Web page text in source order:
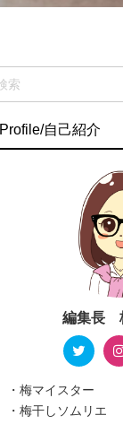
Profile/自己紹介
編集長
・梅マイスター
・梅干しソムリエ